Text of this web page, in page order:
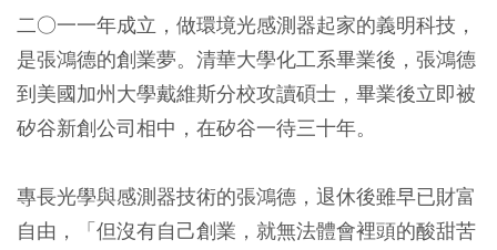
二○一一年成立，做環境光感測器起家的義明科技，
是張鴻德的創業夢。清華大學化工系畢業後，張鴻德
到美國加州大學戴維斯分校攻讀碩士，畢業後立即被
矽谷新創公司相中，在矽谷一待三十年。
專長光學與感測器技術的張鴻德，退休後雖早已財富
自由，「但沒有自己創業，就無法體會裡頭的酸甜苦